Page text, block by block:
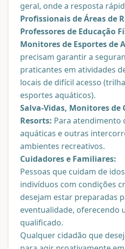
geral, onde a resposta
Profissionais de Áreas de
Professores de Educação
Monitores de Esportes de
precisam garantir a
praticantes em atividades
locais de difícil acesso
esportes aquáticos).
Salva-Vidas, Monitores de
Resorts: Para atendimento
aquáticas e outras
ambientes recreativos.
Cuidadores e Familiares:
Pessoas que cuidam de
indivíduos com condições
desejam estar preparadas
eventualidade, oferecendo
qualificado.
Qualquer cidadão que